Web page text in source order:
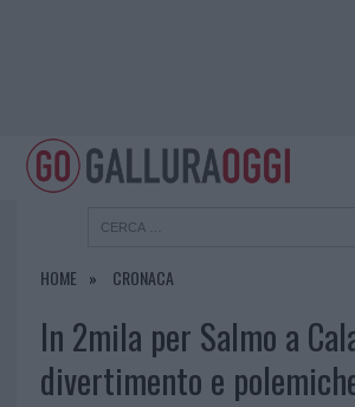
HOME CRONACA
In 2mila per Salmo a
divertimento e